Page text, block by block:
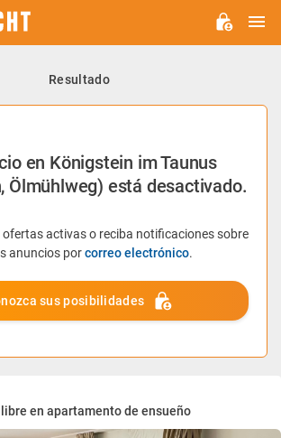
Resultado
en Königstein im Taunus
Ölmühlweg) está desactivado.
activas o reciba notificaciones sobre
anuncios porcorreo electrónico.
sus posibilidades
en apartamento de ensueño